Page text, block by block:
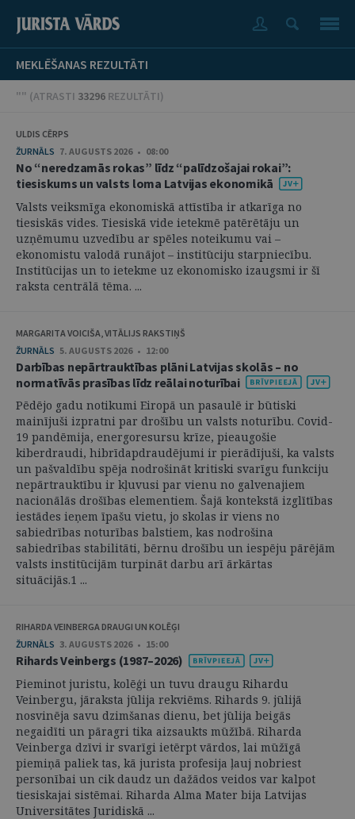
MEKLĒŠANAS REZULTĀTI
"" (ATRASTI 33296 REZULTĀTI)
ULDIS CĒRPS
ŽURNĀLS 7. AUGUSTS 2026 • 08:00
No “neredzamās rokas” līdz “palīdzošajai rokai”:
tiesiskums un valsts loma Latvijas ekonomikā
Valsts veiksmīga ekonomiskā attīstība ir atkarīga no
tiesiskās vides. Tiesiskā vide ietekmē patērētāju un
uzņēmumu uzvedību ar spēles noteikumu vai –
ekonomistu valodā runājot – institūciju starpniecību.
Institūcijas un to ietekme uz ekonomisko izaugsmi ir šī
raksta centrālā tēma. ...
MARGARITA VOICIŠA, VITĀLIJS RAKSTIŅŠ
ŽURNĀLS 5. AUGUSTS 2026 • 12:00
Darbības nepārtrauktības plāni Latvijas skolās – no
normatīvās prasības līdz reālai noturībai
Pēdējo gadu notikumi Eiropā un pasaulē ir būtiski
mainījuši izpratni par drošību un valsts noturību. Covid-
19 pandēmija, energoresursu krīze, pieaugošie
kiberdraudi, hibrīdapdraudējumi ir pierādījuši, ka valsts
un pašvaldību spēja nodrošināt kritiski svarīgu funkciju
nepārtrauktību ir kļuvusi par vienu no galvenajiem
nacionālās drošības elementiem. Šajā kontekstā izglītības
iestādes ieņem īpašu vietu, jo skolas ir viens no
sabiedrības noturības balstiem, kas nodrošina
sabiedrības stabilitāti, bērnu drošību un iespēju pārējām
valsts institūcijām turpināt darbu arī ārkārtas
situācijās.1 ...
RIHARDA VEINBERGA DRAUGI UN KOLĒĢI
ŽURNĀLS 3. AUGUSTS 2026 • 15:00
Rihards Veinbergs (1987–2026)
Pieminot juristu, kolēģi un tuvu draugu Rihardu
Veinbergu, jāraksta jūlija rekviēms. Rihards 9. jūlijā
nosvinēja savu dzimšanas dienu, bet jūlija beigās
negaidīti un pāragri tika aizsaukts mūžībā. Riharda
Veinberga dzīvi ir svarīgi ietērpt vārdos, lai mūžīgā
piemiņā paliek tas, kā jurista profesija ļauj nobriest
personībai un cik daudz un dažādos veidos var kalpot
tiesiskajai sistēmai. Riharda Alma Mater bija Latvijas
Universitātes Juridiskā ...